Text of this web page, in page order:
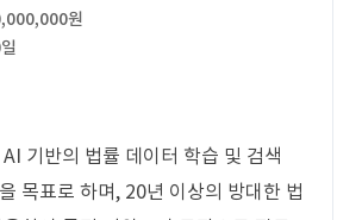
원
기반의 법률 데이터 학습 및 검색
목표로 하며, 20년 이상의 방대한 법